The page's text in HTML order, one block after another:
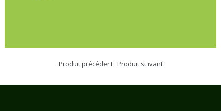
Produit précédent Produit suivant